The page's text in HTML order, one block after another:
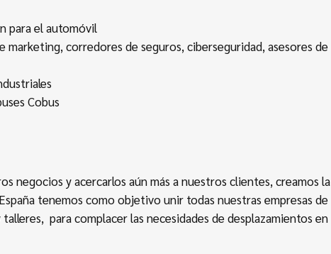
para el automóvil
marketing, corredores de seguros, ciberseguridad, asesores de
Cobus
negocios y acercarlos aún más a nuestros clientes, creamos la
tenemos como objetivo unir todas nuestras empresas de
para complacer las necesidades de desplazamientos en